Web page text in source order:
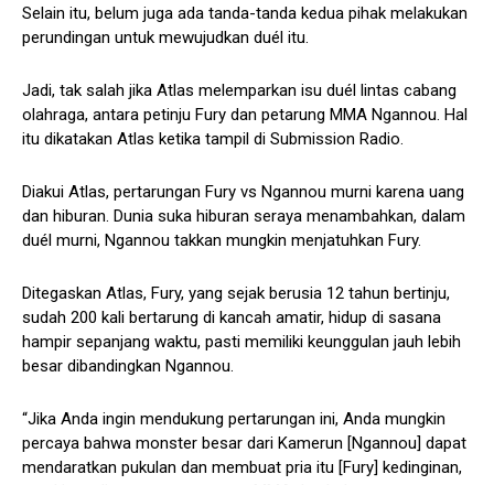
Selain itu, belum juga ada tanda-tanda kedua pihak melakukan
perundingan untuk mewujudkan duél itu.
Jadi, tak salah jika Atlas melemparkan isu duél lintas cabang
olahraga, antara petinju Fury dan petarung MMA Ngannou. Hal
itu dikatakan Atlas ketika tampil di Submission Radio.
Diakui Atlas, pertarungan Fury vs Ngannou murni karena uang
dan hiburan. Dunia suka hiburan seraya menambahkan, dalam
duél murni, Ngannou takkan mungkin menjatuhkan Fury.
Ditegaskan Atlas, Fury, yang sejak berusia 12 tahun bertinju,
sudah 200 kali bertarung di kancah amatir, hidup di sasana
hampir sepanjang waktu, pasti memiliki keunggulan jauh lebih
besar dibandingkan Ngannou.
“Jika Anda ingin mendukung pertarungan ini, Anda mungkin
percaya bahwa monster besar dari Kamerun [Ngannou] dapat
mendaratkan pukulan dan membuat pria itu [Fury] kedinginan,